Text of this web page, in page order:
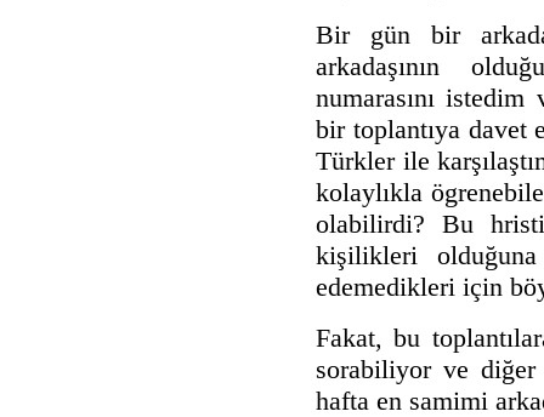
Bir gün bir
arkadaşının
numarasını
bir toplantıya davet
Türkler ile
kolaylıkla
olabilirdi? Bu
kişilikleri
edemedikleri için
Fakat, bu
sorabiliyor ve diğer
hafta en samimi